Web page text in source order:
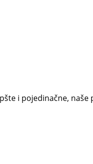
i pojedinačne,